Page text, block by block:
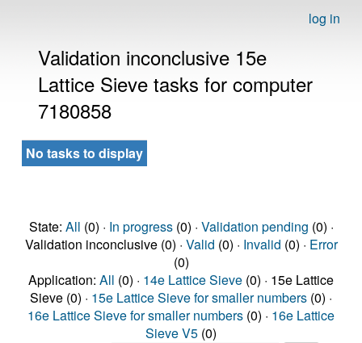
log in
Validation inconclusive 15e
Lattice Sieve tasks for computer
7180858
No tasks to display
State: All (0) · In progress(0) · Validation pending (0) ·
Validation inconclusive (0) · Valid (0) · Invalid (0) · Error
(0)
Application: All (0) · 14e Lattice Sieve (0) · 15e Lattice
Sieve (0) · 15e Lattice Sieve for smaller numbers (0) ·
16e Lattice Sieve for smaller numbers (0) · 16e Lattice
Sieve V5 (0)